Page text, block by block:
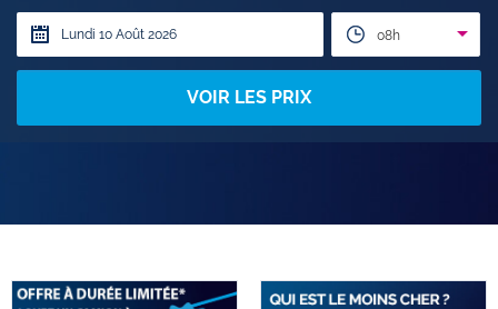
08h
VOIR LES PRIX